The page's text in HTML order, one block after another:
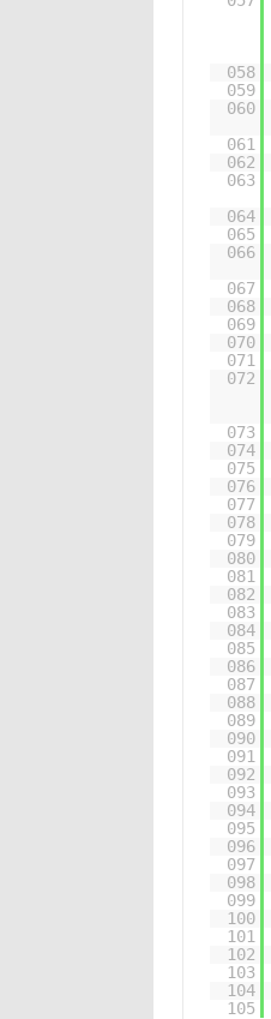
058
059
060
061
062
063
064
065
066
067
068
069
070
071
072
073
074
075
076
077
078
079
080
081
082
083
084
085
086
087
088
089
090
091
092
093
094
095
096
097
098
099
100
101
102
103
104
105